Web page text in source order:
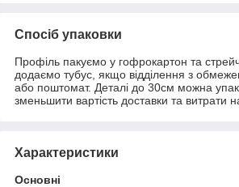
Спосіб упаковки
Профіль пакуємо у гофрокартон та
додаємо тубус, якщо відділення з
або поштомат. Деталі до 30см можна
зменьшити вартість доставки та витрати
Характеристики
Основні